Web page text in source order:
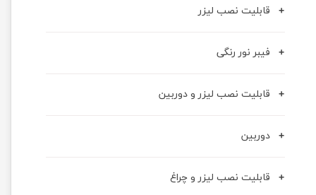
قابلیت نصب لیزر
فیبر نور رنگی
قابلیت نصب لیزر و دوربین
دوربین
قابلیت نصب لیزر و چراغ